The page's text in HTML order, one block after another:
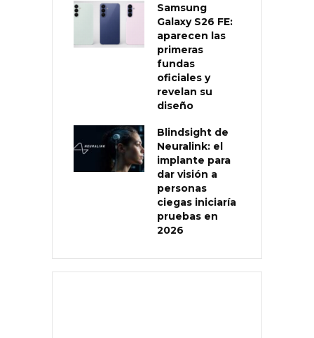
Samsung
Galaxy S26 FE:
aparecen las
primeras
fundas
oficiales y
revelan su
diseño
Blindsight de
Neuralink: el
implante para
dar visión a
personas
ciegas iniciaría
pruebas en
2026